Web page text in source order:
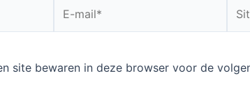
mail*
site bewaren in deze browser voor de